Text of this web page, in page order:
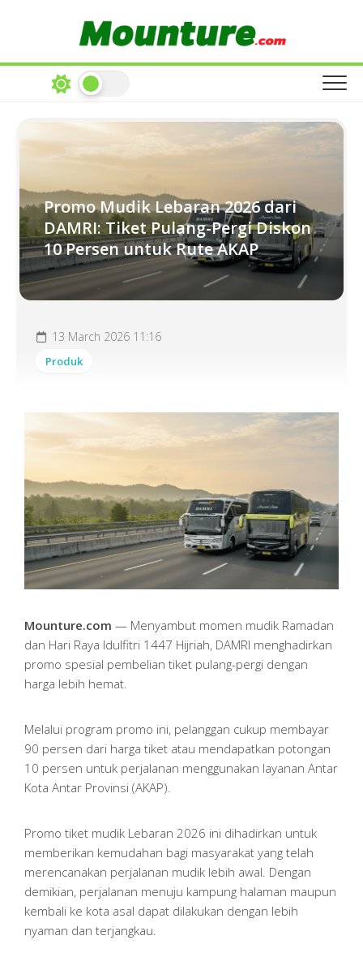
Promo Mudik Lebaran 2026 dari
DAMRI: Tiket Pulang-Pergi Diskon
10 Persen untuk Rute AKAP
13 March 2026 11:16
Produk
Mounture.com — Menyambut momen mudik Ramadan
dan Hari Raya Idulfitri 1447 Hijriah, DAMRI menghadirkan
promo spesial pembelian tiket pulang-pergi dengan
harga lebih hemat.
Melalui program promo ini, pelanggan cukup membayar
90 persen dari harga tiket atau mendapatkan potongan
10 persen untuk perjalanan menggunakan layanan Antar
Kota Antar Provinsi (AKAP).
Promo tiket mudik Lebaran 2026 ini dihadirkan untuk
memberikan kemudahan bagi masyarakat yang telah
merencanakan perjalanan mudik lebih awal. Dengan
demikian, perjalanan menuju kampung halaman maupun
kembali ke kota asal dapat dilakukan dengan lebih
nyaman dan terjangkau.